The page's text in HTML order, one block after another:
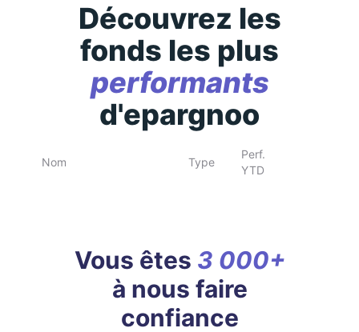
Découvrez les
fonds les plus
performants
d'epargnoo
Nom Type
Perf.
YTD
Vous êtes 3 000+
à nous faire
confiance